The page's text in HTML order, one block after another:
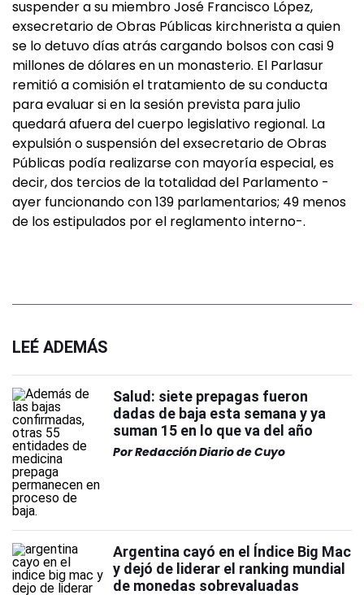
suspender a su miembro José Francisco López,
exsecretario de Obras Públicas kirchnerista a quien
se lo detuvo días atrás cargando bolsos con casi 9
millones de dólares en un monasterio. El Parlasur
remitió a comisión el tratamiento de su conducta
para evaluar si en la sesión prevista para julio
quedará afuera del cuerpo legislativo regional. La
expulsión o suspensión del exsecretario de Obras
Públicas podía realizarse con mayoría especial, es
decir, dos tercios de la totalidad del Parlamento -
ayer funcionando con 139 parlamentarios; 49 menos
de los estipulados por el reglamento interno-.
LEÉ ADEMÁS
Salud: siete prepagas fueron
dadas de baja esta semana y ya
suman 15 en lo que va del año
PorRedacción Diario de Cuyo
Argentina cayó en el Índice Big Mac
y dejó de liderar el ranking mundial
de monedas sobrevaluadas